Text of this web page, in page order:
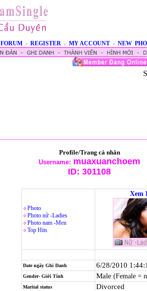
FORUM - REGISTER - MY ACCOUNT - NEW
Profile/Trang cá nhân
Username: muaxuanchoem
ID: 301108
Photo
Photo nử -Ladies
Photo nam -Men
Top Hits
Xem
Date ngày Ghi Danh 6/28/2010
Gender- Giới Tính Male (Female =
Marital status Divorced